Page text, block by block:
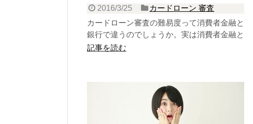
2016/3/25
カードローン 審査
カードローン審査の難易度って消費者金融と
銀行で違うのでしょうか。実は消費者金融と
銀行はお金を貸し出す時の法律が違います。
記事を読む